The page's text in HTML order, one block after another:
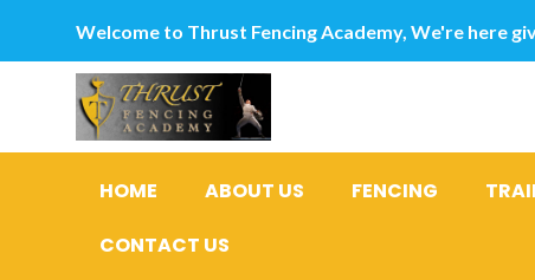
Welcome to Thrust Fencing Academy, We're here
HOME ABOUT US FENCING
CONTACT US